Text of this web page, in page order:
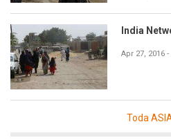
India
Apr 27, 2016 -
Toda